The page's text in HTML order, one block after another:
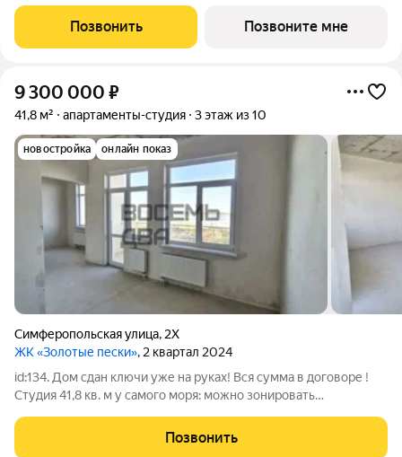
ОГРАНИЧЕНО! Ввод в эксплуатацию - II кв. 2027 О
КОМПЛЕКСЕ. Комплекс апартаментов «Золотые пески» -
Позвонить Позвоните мне
9 300 000 ₽
41,8 м² апартаменты-студия 3 этаж из 10
новостройка онлайн показ
Симферопольская улица, 2Х
ЖК «Золотые пески», 2 квартал 2024
id:134. Дом сдан ключи уже на руках! Вся сумма в договоре !
Студия 41,8 кв. м у самого моря: можно зонировать
и вы на пляже! Добро пожаловать в «Золотые Пески» уютный
семейный комплекс на
Позвонить